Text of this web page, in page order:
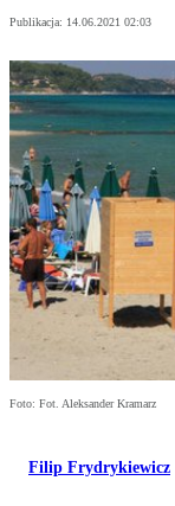
Publikacja: 14.06.2021 02:03
Foto: Fot. Aleksander Kramarz
Filip Frydrykiewicz